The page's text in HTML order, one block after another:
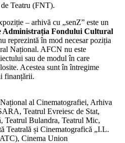
Teatru (FNT).
– arhivă cu „senZ” este un
Administrația Fondului Cultural
reprezintă în mod necesar poziția
Național. AFCN nu este
sau de modul în care
Acestea sunt în întregime
finanțării.
al Cinematografiei, Arhiva
Teatrul Evreiesc de Stat,
Teatrul Bulandra, Teatrul Mic,
Teatrală și Cinematografică „I.L.
Cinema Union